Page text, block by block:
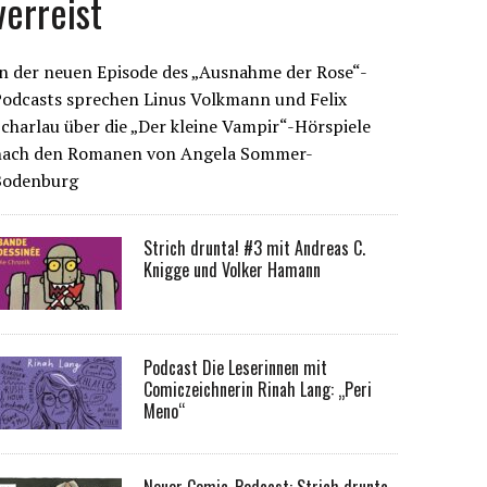
der neuen Episode des „Ausnahme der Rose“-
sprechen Linus Volkmann und Felix
über die „Der kleine Vampir“-Hörspiele
den Romanen von Angela Sommer-
Strich drunta! #3 mit Andreas C.
Knigge und Volker Hamann
Podcast Die Leserinnen mit
Comiczeichnerin Rinah Lang: „Peri
Meno“